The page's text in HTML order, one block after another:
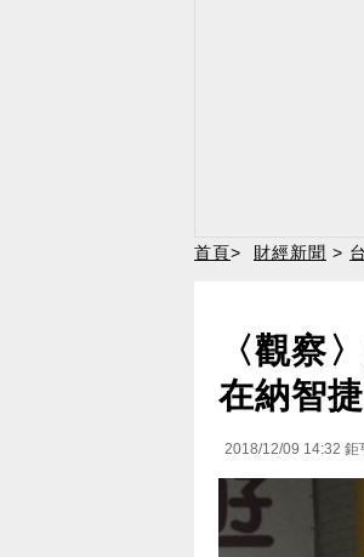
首頁> 財經新聞 >
〈觀察
在納智
2018/12/09 14:32 鉅